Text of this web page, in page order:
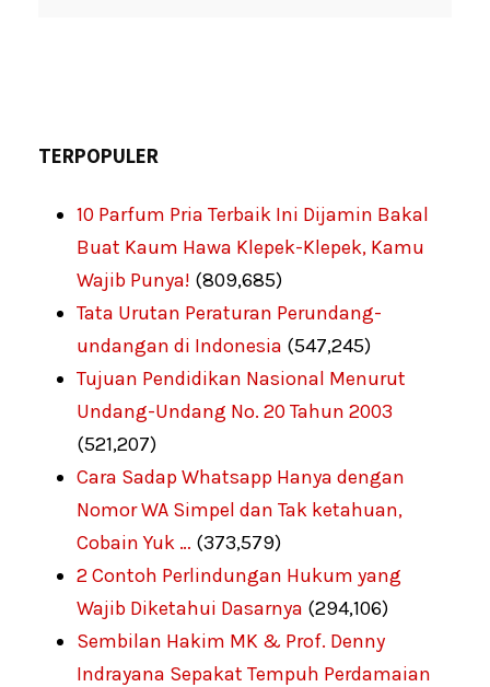
TERPOPULER
10 Parfum Pria Terbaik Ini Dijamin Bakal
Buat Kaum Hawa Klepek-Klepek, Kamu
Wajib Punya! (809,685)
Tata Urutan Peraturan Perundang-
undangan di Indonesia (547,245)
Tujuan Pendidikan Nasional Menurut
Undang-Undang No. 20 Tahun 2003
(521,207)
Cara Sadap Whatsapp Hanya dengan
Nomor WA Simpel dan Tak ketahuan,
Cobain Yuk … (373,579)
2 Contoh Perlindungan Hukum yang
Wajib Diketahui Dasarnya (294,106)
Sembilan Hakim MK & Prof. Denny
Indrayana Sepakat Tempuh Perdamaian